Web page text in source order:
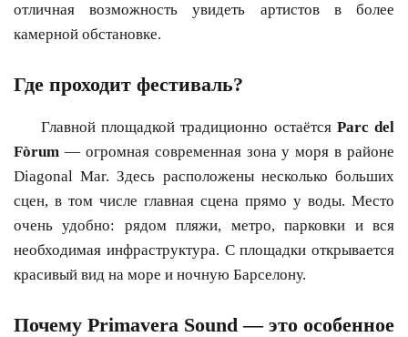
отличная возможность увидеть артистов в более
камерной обстановке.
Где проходит фестиваль?
Главной площадкой традиционно остаётся Parc del
Fòrum — огромная современная зона у моря в районе
Diagonal Mar. Здесь расположены несколько больших
сцен, в том числе главная сцена прямо у воды. Место
очень удобно: рядом пляжи, метро, парковки и вся
необходимая инфраструктура. С площадки открывается
красивый вид на море и ночную Барселону.
Почему Primavera Sound — это особенное